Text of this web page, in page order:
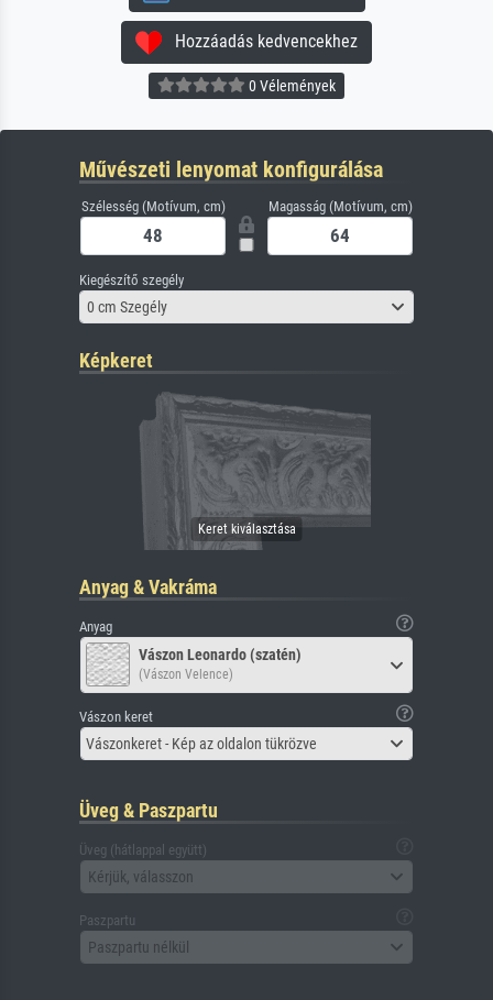
Hozzáadás kedvencekhez
0 Vélemények
Művészeti lenyomat konfigurálása
Szélesség (Motívum, cm) Magasság (Motívum, cm)
Kiegészítő szegély
0 cm Szegély
Képkeret
Anyag & Vakráma
Anyag
Vászon Leonardo (szatén)
(Vászon Velence)
Vászon keret
Vászonkeret - Kép az oldalon tükrözve
Üveg & Paszpartu
Üveg (hátlappal együtt)
Kérjük, válasszon
Paszpartu
Paszpartu nélkül